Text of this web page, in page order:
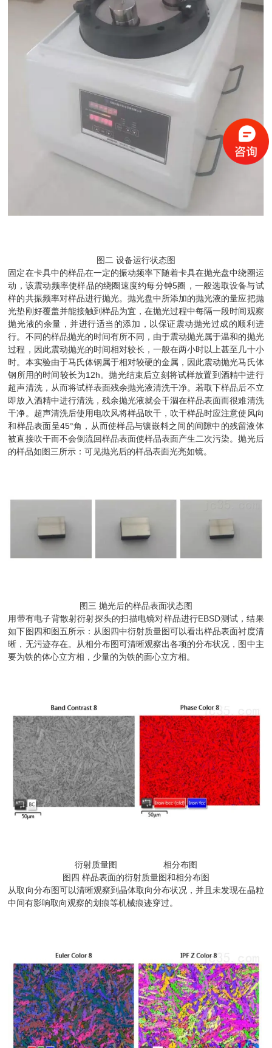
图二 设备运行状态图
固定在卡具中的样品在一定的振动频率下随着卡具在抛光盘中绕圈运
动，该震动频率使样品的绕圈速度约每分钟5圈，一般选取设备与试
样的共振频率对样品进行抛光。抛光盘中所添加的抛光液的量应把抛
光垫刚好覆盖并能接触到样品为宜，在抛光过程中每隔一段时间观察
抛光液的余量，并进行适当的添加，以保证震动抛光过成的顺利进
行。不同的样品抛光的时间有所不同，由于震动抛光属于温和的抛光
过程，因此震动抛光的时间相对较长，一般在两小时以上甚至几十小
时。本实验由于马氏体钢属于相对较硬的金属，因此震动抛光马氏体
钢所用的时间较长为12h。抛光结束后立刻将试样放置到酒精中进行
超声清洗，从而将试样表面残余抛光液清洗干净。若取下样品后不立
即放入酒精中进行清洗，残余抛光液就会干涸在样品表面而很难清洗
干净。超声清洗后使用电吹风将样品吹干，吹干样品时应注意使风向
和样品表面呈45°角，从而使样品与镶嵌料之间的间隙中的残留液体
被直接吹干而不会倒流回样品表面使样品表面产生二次污染。抛光后
的样品如图三所示：可见抛光后的样品表面光亮如镜。
图三 抛光后的样品表面状态图
用带有电子背散射衍射探头的扫描电镜对样品进行EBSD测试，结果
如下图四和图五所示：从图四中衍射质量图可以看出样品表面衬度清
晰，无污迹存在。从相分布图可清晰观察出各项的分布状况，图中主
要为铁的体心立方相，少量的为铁的面心立方相。
衍射质量图 相分布图
图四 样品表面的衍射质量图和相分布图
从取向分布图可以清晰观察到晶体取向分布状况，并且未发现在晶粒
中间有影响取向观察的划痕等机械痕迹穿过。